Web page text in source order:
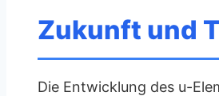
Zukunft und
Die Entwicklung des u-